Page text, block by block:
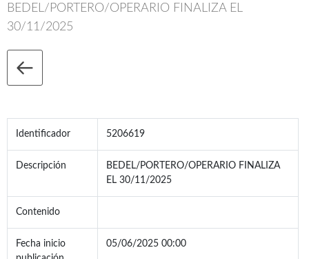
BEDEL/PORTERO/OPERARIO FINALIZA EL
30/11/2025
Identificador 5206619
Descripción
BEDEL/PORTERO/OPERARIO FINALIZA
EL 30/11/2025
Contenido
Fecha inicio
05/06/2025 00:00